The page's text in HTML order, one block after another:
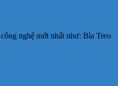
nghệ mới nhất như: Bìa Treo